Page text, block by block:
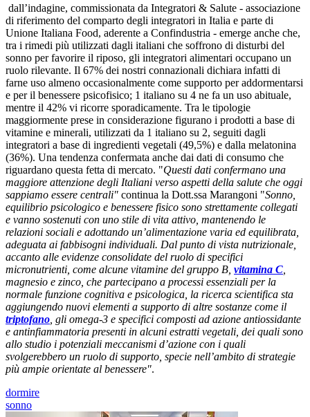
dall’indagine, commissionata da Integratori & Salute - associazione
di riferimento del comparto degli integratori in Italia e parte di
Unione Italiana Food, aderente a Confindustria - emerge anche che,
tra i rimedi più utilizzati dagli italiani che soffrono di disturbi del
sonno per favorire il riposo, gli integratori alimentari occupano un
ruolo rilevante. Il 67% dei nostri connazionali dichiara infatti di
farne uso almeno occasionalmente come supporto per addormentarsi
e per il benessere psicofisico; 1 italiano su 4 ne fa un uso abituale,
mentre il 42% vi ricorre sporadicamente. Tra le tipologie
maggiormente prese in considerazione figurano i prodotti a base di
vitamine e minerali, utilizzati da 1 italiano su 2, seguiti dagli
integratori a base di ingredienti vegetali (49,5%) e dalla melatonina
(36%). Una tendenza confermata anche dai dati di consumo che
riguardano questa fetta di mercato. "Questi dati confermano una
maggiore attenzione degli Italiani verso aspetti della salute che oggi
sappiamo essere centrali" continua la Dott.ssa Marangoni "Sonno,
equilibrio psicologico e benessere fisico sono strettamente collegati
e vanno sostenuti con uno stile di vita attivo, mantenendo le
relazioni sociali e adottando un’alimentazione varia ed equilibrata,
adeguata ai fabbisogni individuali. Dal punto di vista nutrizionale,
accanto alle evidenze consolidate del ruolo di specifici
micronutrienti, come alcune vitamine del gruppo B, vitamina C
magnesio e zinco, che partecipano a processi essenziali per la
normale funzione cognitiva e psicologica, la ricerca scientifica sta
aggiungendo nuovi elementi a supporto di altre sostanze come il
triptofano , gli omega-3 e specifici composti ad azione antiossidante
e antinfiammatoria presenti in alcuni estratti vegetali, dei quali sono
allo studio i potenziali meccanismi d’azione con i quali
svolgerebbero un ruolo di supporto, specie nell’ambito di strategie
più ampie orientate al benessere".
dormire
sonno